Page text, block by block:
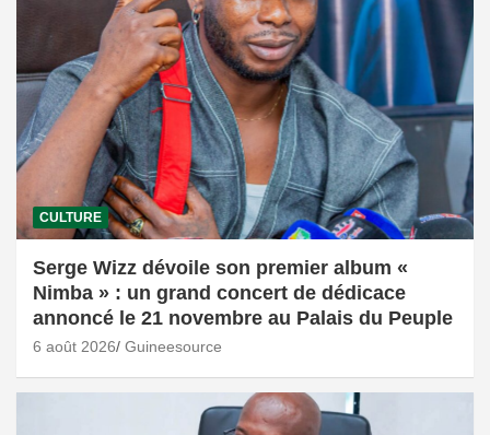
CULTURE
Serge Wizz dévoile son premier album «
Nimba » : un grand concert de dédicace
annoncé le 21 novembre au Palais du Peuple
6 août 2026 Guineesource